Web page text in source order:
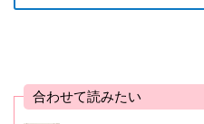
合わせて読みたい